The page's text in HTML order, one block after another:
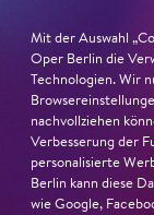
22. Juni 2026
Mit der Auswahl
Oper Berlin die
Technologien. Wir
nachvollziehen
Verbesserung der
personalisierte
Berlin kann diese
wie Google,